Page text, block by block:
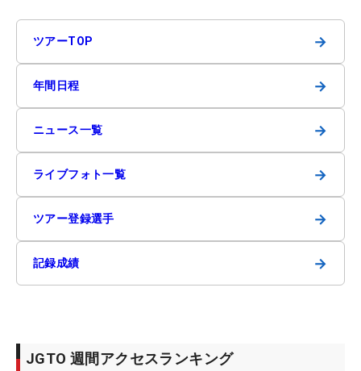
ツアーTOP →
年間日程 →
ニュース一覧 →
ライブフォト一覧 →
ツアー登録選手 →
記録成績 →
JGTO 週間アクセスランキング